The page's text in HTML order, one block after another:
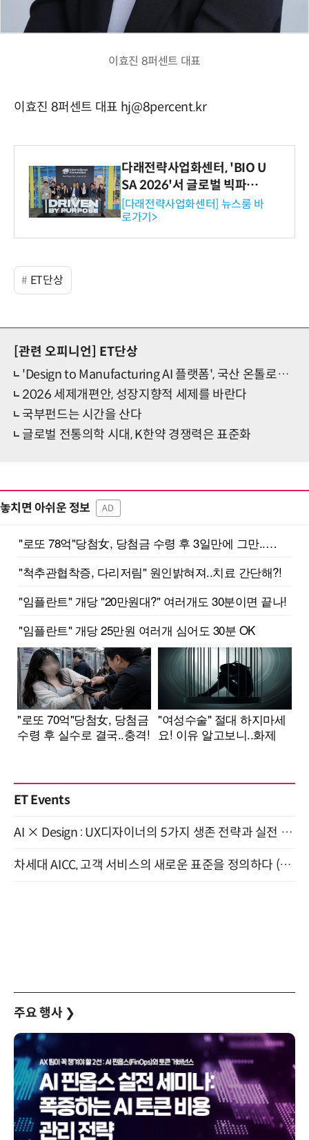
이효진 8퍼센트 대표
이효진 8퍼센트 대표 hj@8percent.kr
다래전략사업화센터, 'BIO U
SA 2026'서 글로벌 빅파마
와의 비즈니스 미팅 지원…K
-바이오 해외 진출 교두보 확
보
[다래전략사업화센터] 뉴스룸 바
로가기>
ET단상
[관련 오피니언] ET단상
'Design to Manufacturing AI 플랫폼', 국산 온톨로지가 여는 제조 AX의 다음 단계
2026 세제개편안, 성장지향적 세제를 바란다
국부펀드는 시간을 산다
글로벌 전통의학 시대, K한약 경쟁력은 표준화
놓치면 아쉬운 정보 AD
ET Events
AI × Design : UX디자이너의 5가지 생존 전략과 실전 대응 8월 28일 개최
차세대 AICC, 고객 서비스의 새로운 표준을 정의하다 (9/9)
주요 행사 ❯